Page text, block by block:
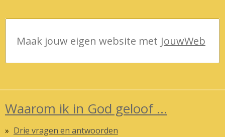
Maak jouw eigen website met JouwWeb
Waarom ik in God geloof ...
Drie vragen en antwoorden